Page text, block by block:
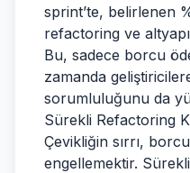
sprint’te, belirlenen
refactoring ve
Bu, sadece borcu
zamanda
sorumluluğunu da
Sürekli Refactoring
Çevikliğin sırrı,
engellemektir.